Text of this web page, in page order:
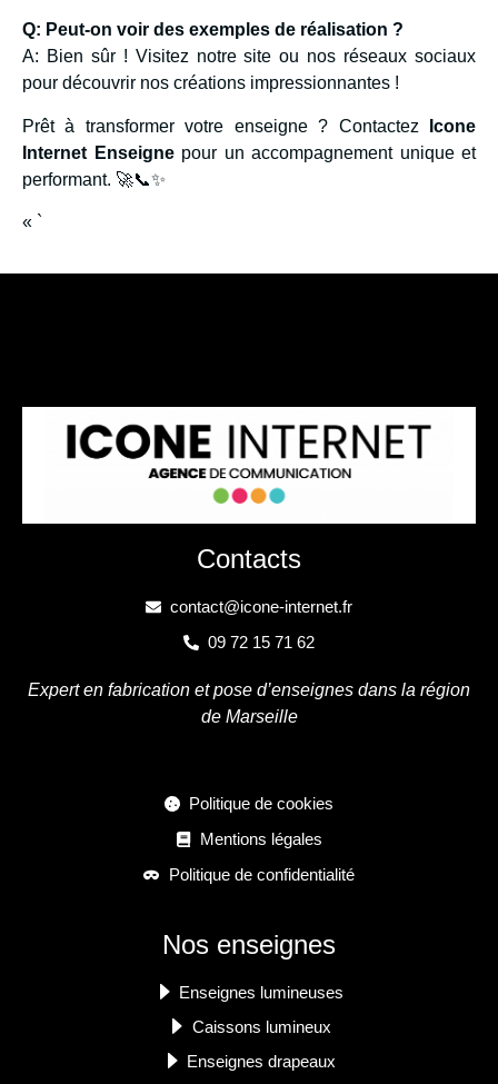
Q: Peut-on voir des exemples de réalisation ?
A: Bien sûr ! Visitez notre site ou nos réseaux sociaux
pour découvrir nos créations impressionnantes !
Prêt à transformer votre enseigne ? Contactez
Icone
Internet Enseignepour un accompagnement unique et
performant. 🚀📞✨
« `
Contacts
contact@icone-internet.fr
09 72 15 71 62
Expert en fabrication et pose d’enseignes dans la région
de Marseille
Politique de cookies
Mentions légales
Politique de confidentialité
Nos enseignes
Enseignes lumineuses
Caissons lumineux
Enseignes drapeaux